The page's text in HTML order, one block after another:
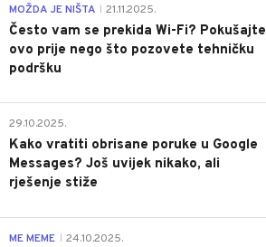
MOŽDA JE NIŠTA 21.11.2025.
Često vam se prekida Wi-Fi? Pokušajte
ovo prije nego što pozovete tehničku
podršku
29.10.2025.
Kako vratiti obrisane poruke u Google
Messages? Još uvijek nikako, ali
rješenje stiže
ME MEME 24.10.2025.